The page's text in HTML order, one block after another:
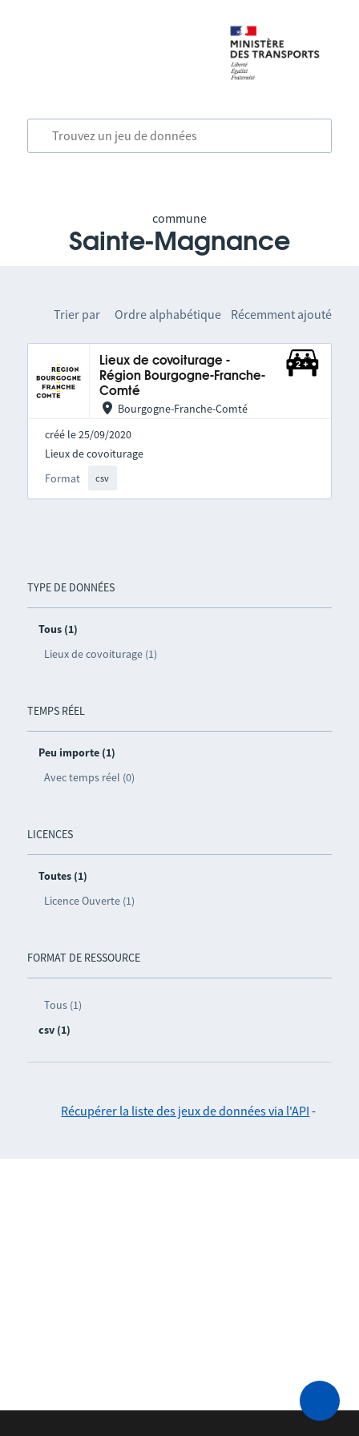
commune
Sainte-Magnance
TYPE DE DONNÉES
Tous (1)
Lieux de covoiturage (1)
TEMPS RÉEL
Peu importe (1)
Avec temps réel (0)
LICENCES
Toutes (1)
Licence Ouverte (1)
FORMAT DE RESSOURCE
Tous (1)
csv (1)
Trier par Ordre alphabétique Récemment ajouté
Lieux de covoiturage -
Région Bourgogne-Franche-
Comté
Bourgogne-Franche-Comté
créé le 25/09/2020
Format csv
Lieux de covoiturage
Récupérer la liste des jeux de données via l'API -